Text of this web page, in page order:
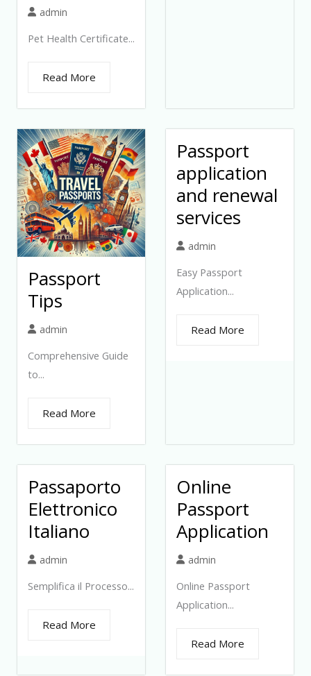
admin
Pet Health Certificate...
Read More
Passport
Tips
admin
Comprehensive Guide
to...
Read More
Passport
application
and renewal
services
admin
Easy Passport
Application...
Read More
Passaporto
Elettronico
Italiano
admin
Semplifica il Processo...
Read More
Online
Passport
Application
admin
Online Passport
Application...
Read More